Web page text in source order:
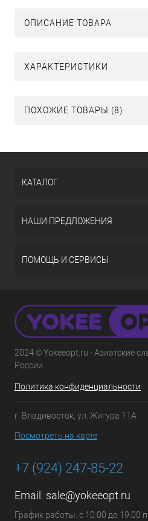
ОПИСАНИЕ ТОВАРА
ХАРАКТЕРИСТИКИ
ПОХОЖИЕ ТОВАРЫ (8)
КАТАЛОГ
НАШИ ПРЕДЛОЖЕНИЯ
ПОМОЩЬ И СЕРВИСЫ
2024 © Yokeeopt.ru - Азиатские
России.
Политика конфиденциальности
г. Владивосток, ул. Жигура 11А
Посмотреть на карте
+7 (924) 247-85-22
Email: sale@yokeeopt.ru
График работы: с 10:00 до 19:00